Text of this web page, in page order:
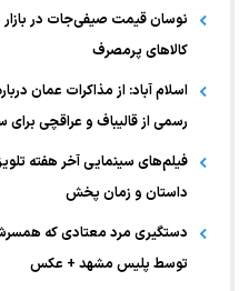
نوسان قیمت صیفی‌جات در
کالا‌های پرمصرف
اسلام آباد: از مذاکرات عمان
رسمی از قالیباف و عراقچی برای
داستان و زمان پخش
دستگیری مرد معتادی که
توسط پلیس مشهد + عکس